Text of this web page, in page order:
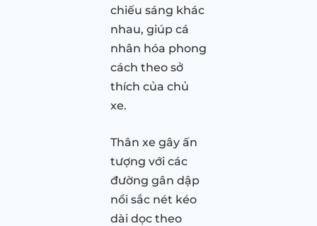
chiếu sáng khác
nhau, giúp cá
nhân hóa phong
cách theo sở
thích của chủ
xe.
Thân xe gây ấn
tượng với các
đường gân dập
nổi sắc nét kéo
dài dọc theo